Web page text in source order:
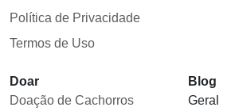
Política de Privacidade
Termos de Uso
Doar
Doação de Cachorros
Blog
Geral